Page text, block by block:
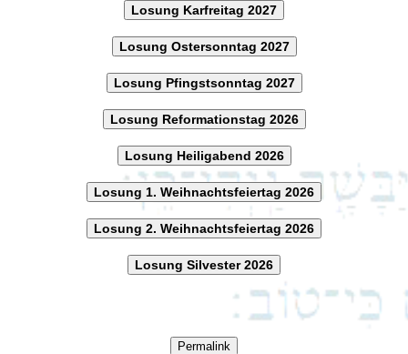
Losung Karfreitag 2027
Losung Ostersonntag 2027
Losung Pfingstsonntag 2027
Losung Reformationstag 2026
Losung Heiligabend 2026
Losung 1. Weihnachtsfeiertag 2026
Losung 2. Weihnachtsfeiertag 2026
Losung Silvester 2026
Permalink